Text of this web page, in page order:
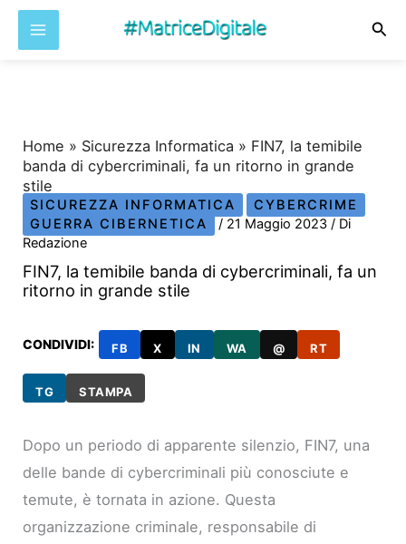
Home » Sicurezza Informatica » FIN7, la temibile
banda di cybercriminali, fa un ritorno in grande
stile
SICUREZZA INFORMATICA
CYBERCRIME
GUERRA CIBERNETICA
/ 21 Maggio 2023/ Di
Redazione
FIN7, la temibile banda di cybercriminali, fa un
ritorno in grande stile
CONDIVIDI: FB X IN WA @ RT
TG STAMPA
Dopo un periodo di apparente silenzio, FIN7, una
delle bande di cybercriminali più conosciute e
temute, è tornata in azione. Questa
organizzazione criminale, responsabile di